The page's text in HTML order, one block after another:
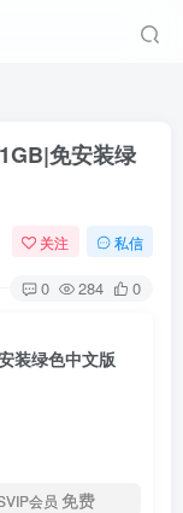
免安装绿
关注 私信
0 284 0
装绿色中文版
会员 免费